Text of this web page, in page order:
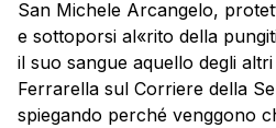
San Michele Arcangelo,
e sottoporsi al«rito della
il suo sangue aquello degli
Ferrarella sul Corriere della
spiegando perché venggono